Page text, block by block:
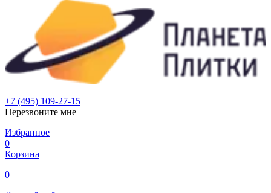
+7 (495) 109-27-15
Перезвоните мне
Избранное
0
Корзина
0